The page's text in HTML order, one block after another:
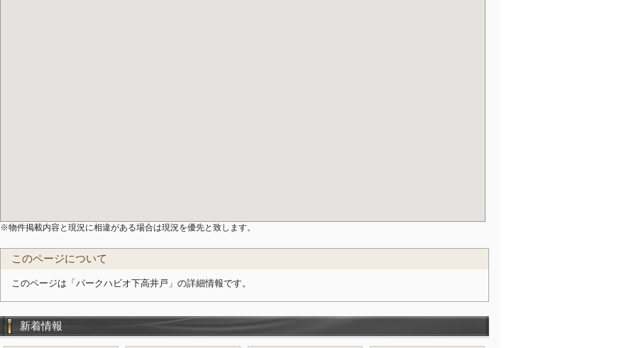
※物件掲載内容と現況に相違がある場合は現況を優先と致します。
このページについて
このページは「パークハビオ下高井戸」の詳細情報です。
新着情報